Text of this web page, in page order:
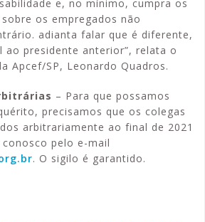
e, no mínimo, cumpra os
os empregados não
adianta falar que é diferente,
ao presidente anterior”, relata o
Apcef/SP, Leonardo Quadros.
– Para que possamos
precisamos que os colegas
arbitrariamente ao final de 2021
pelo e-mail
. O sigilo é garantido.